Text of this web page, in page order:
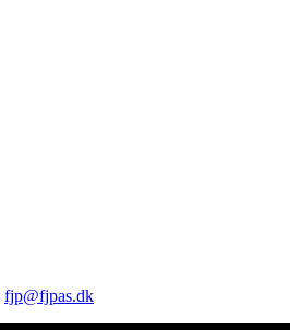
fjp@fjpas.dk